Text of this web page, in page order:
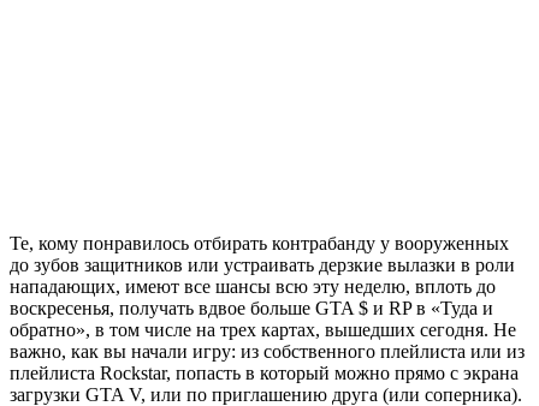
Те, кому понравилось отбирать контрабанду у вооруженных
до зубов защитников или устраивать дерзкие вылазки в роли
нападающих, имеют все шансы всю эту неделю, вплоть до
воскресенья, получать вдвое больше GTA $ и RP в «Туда и
обратно», в том числе на трех картах, вышедших сегодня. Не
важно, как вы начали игру: из собственного плейлиста или из
плейлиста Rockstar, попасть в который можно прямо с экрана
загрузки GTA V, или по приглашению друга (или соперника).